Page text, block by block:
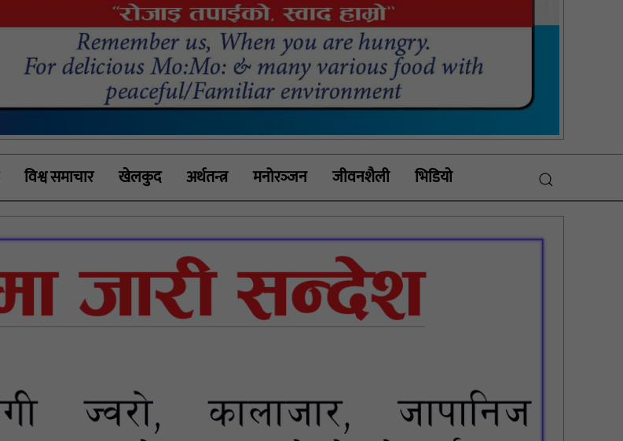
विश्व समाचार खेलकुद अर्थतन्त्र मनोरञ्‍जन जीवनशैली भिडियाे